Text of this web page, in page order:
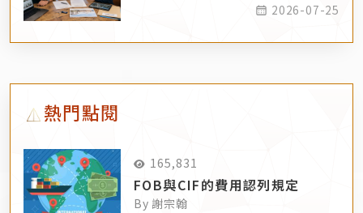
2026-07-25
熱門點閱
165,831
FOB與CIF的費用認列規定
By 謝宗翰